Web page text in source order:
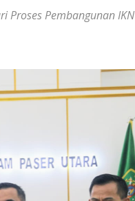
Proses Pembangunan IKN